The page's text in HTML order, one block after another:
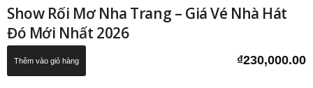
Show Rối Mơ Nha Trang – Giá Vé Nhà Hát
Đó Mới Nhất 2026
₫230,000.00
Thêm vào giỏ hàng